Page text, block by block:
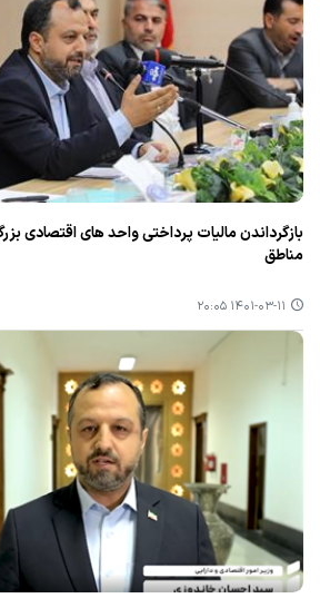
بازگرداندن مالیات پرداختی واحد های اقتصادی
مناطق
۱۴۰۱-۰۳-۱۱ ۲۰:۰۵